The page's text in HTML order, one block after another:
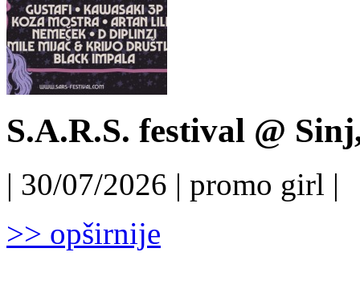
S.A.R.S. festival @
| 30/07/2026 | promo girl |
>> opširnije